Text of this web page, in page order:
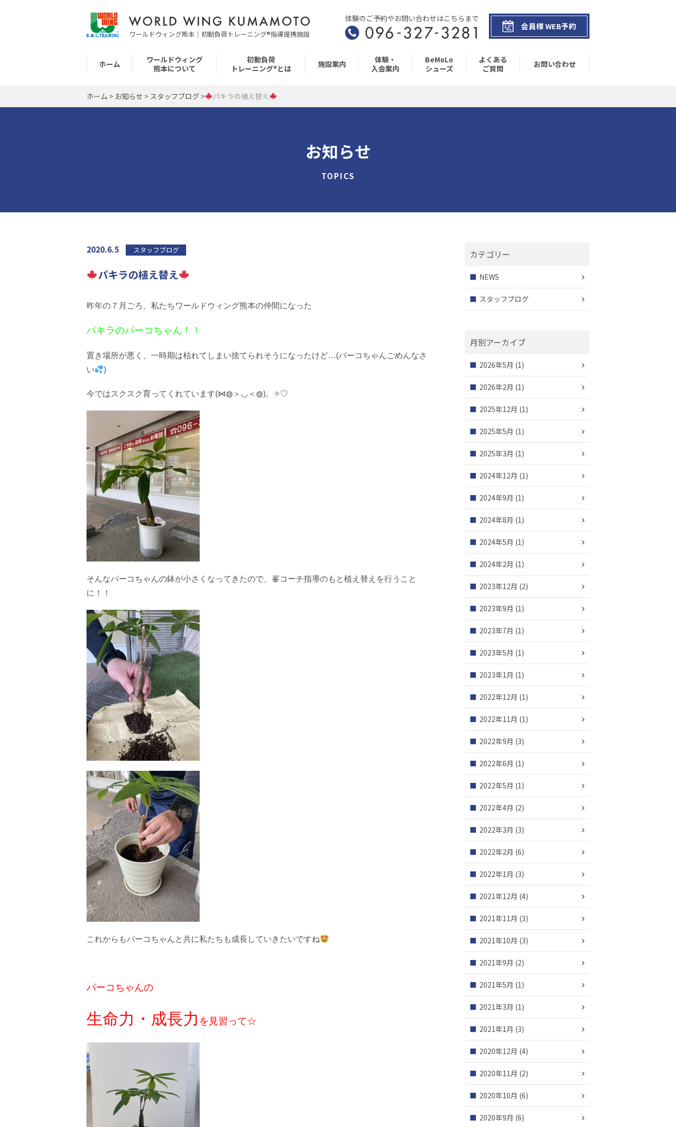
ワールドウィング熊本｜初動負荷トレーニング®指導提携施設
体験のご予約やお問い合わせはこちらまで
会員様 WEB予約
ホーム
ワールドウィング
熊本について
初動負荷
トレーニング®とは
施設案内
体験・
入会案内
BeMoLo
シューズ
よくある
ご質問
お問い合わせ
ホーム > お知らせ > スタッフブログ > パキラの植え替え
お知らせ
TOPICS
2020.6.5 スタッフブログ
パキラの植え替え
昨年の７月ごろ、私たちワールドウィング熊本の仲間になった
パキラのパーコちゃん！！
置き場所が悪く、一時期は枯れてしまい捨てられそうになったけど…(パーコちゃんごめんなさ
い
)
今ではスクスク育ってくれています(⋈◍＞◡＜◍)。✧♡
そんなパーコちゃんの鉢が小さくなってきたので、 峯コーチ指導のもと植え替えを行うこと
に！！
これからもパーコちゃんと共に私たちも成長していきたいですね
パーコちゃんの
生命力・成長力 を見習って☆
カテゴリー
NEWS
スタッフブログ
月別アーカイブ
2026年5月 (1)
2026年2月 (1)
2025年12月 (1)
2025年5月 (1)
2025年3月 (1)
2024年12月 (1)
2024年9月 (1)
2024年8月 (1)
2024年5月 (1)
2024年2月 (1)
2023年12月 (2)
2023年9月 (1)
2023年7月 (1)
2023年5月 (1)
2023年1月 (1)
2022年12月 (1)
2022年11月 (1)
2022年9月 (3)
2022年6月 (1)
2022年5月 (1)
2022年4月 (2)
2022年3月 (3)
2022年2月 (6)
2022年1月 (3)
2021年12月 (4)
2021年11月 (3)
2021年10月 (3)
2021年9月 (2)
2021年5月 (1)
2021年3月 (1)
2021年1月 (3)
2020年12月 (4)
2020年11月 (2)
2020年10月 (6)
2020年9月 (6)